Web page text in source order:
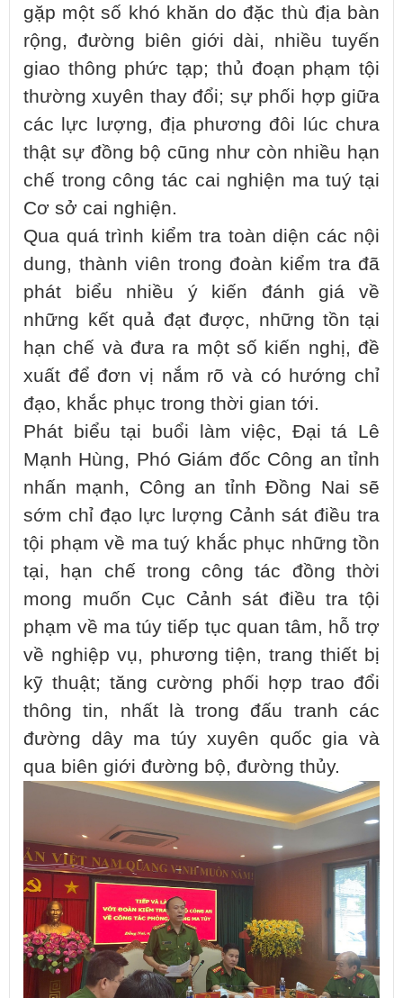
gặp một số khó khăn do đặc thù địa bàn
rộng, đường biên giới dài, nhiều tuyến
giao thông phức tạp; thủ đoạn phạm tội
thường xuyên thay đổi; sự phối hợp giữa
các lực lượng, địa phương đôi lúc chưa
thật sự đồng bộ cũng như còn nhiều hạn
chế trong công tác cai nghiện ma tuý tại
Cơ sở cai nghiện.
Qua quá trình kiểm tra toàn diện các nội
dung, thành viên trong đoàn kiểm tra đã
phát biểu nhiều ý kiến đánh giá về
những kết quả đạt được, những tồn tại
hạn chế và đưa ra một số kiến nghị, đề
xuất để đơn vị nắm rõ và có hướng chỉ
đạo, khắc phục trong thời gian tới.
Phát biểu tại buổi làm việc, Đại tá Lê
Mạnh Hùng, Phó Giám đốc Công an tỉnh
nhấn mạnh, Công an tỉnh Đồng Nai sẽ
sớm chỉ đạo lực lượng Cảnh sát điều tra
tội phạm về ma tuý khắc phục những tồn
tại, hạn chế trong công tác đồng thời
mong muốn Cục Cảnh sát điều tra tội
phạm về ma túy tiếp tục quan tâm, hỗ trợ
về nghiệp vụ, phương tiện, trang thiết bị
kỹ thuật; tăng cường phối hợp trao đổi
thông tin, nhất là trong đấu tranh các
đường dây ma túy xuyên quốc gia và
qua biên giới đường bộ, đường thủy.